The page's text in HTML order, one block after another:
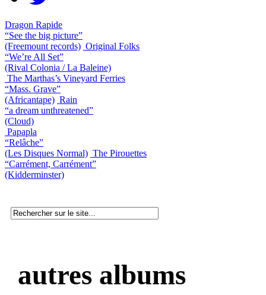
Dragon Rapide
“See the big picture”
(Freemount records) Original Folks
“We’re All Set”
(Rival Colonia / La Baleine)
The Marthas’s Vineyard Ferries
“Mass. Grave”
(Africantape) Rain
“a dream unthreatened”
(Cloud)
Papapla
“Relâche”
(Les Disques Normal) The Pirouettes
“Carrément, Carrément”
(Kidderminster)
autres albums